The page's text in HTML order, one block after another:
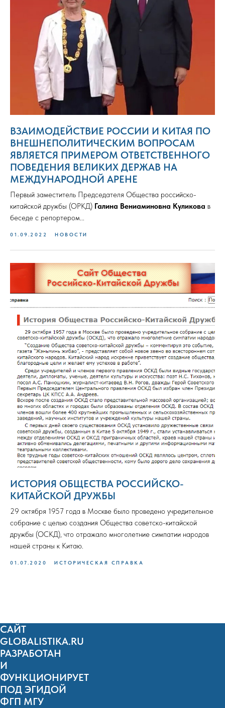
ВЗАИМОДЕЙСТВИЕ РОССИИ И КИТАЯ ПО
ВНЕШНЕПОЛИТИЧЕСКИМ ВОПРОСАМ
ЯВЛЯЕТСЯ ПРИМЕРОМ ОТВЕТСТВЕННОГО
ПОВЕДЕНИЯ ВЕЛИКИХ ДЕРЖАВ НА
МЕЖДУНАРОДНОЙ АРЕНЕ
Первый заместитель Председателя Общества российско-
китайской дружбы (ОРКД) Галина Вениаминовна Куликова в
беседе с репортером...
01.09.2022 НОВОСТИ
ИСТОРИЯ ОБЩЕСТВА РОССИЙСКО-
КИТАЙСКОЙ ДРУЖБЫ
29 октября 1957 года в Москве было проведено учредительное
собрание с целью создания Общества советско-китайской
дружбы (ОСКД), что отражало многолетние симпатии народов
нашей страны к Китаю.
01.07.2020 ИСТОРИЧЕСКАЯ СПРАВКА
САЙТ
GLOBALISTIKA.RU
РАЗРАБОТАН
И
ФУНКЦИОНИРУЕТ
ПОД ЭГИДОЙ
ФГП МГУ